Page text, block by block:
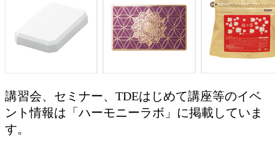
講習会、セミナー、TDEはじめて講座等のイベ
ント情報は「ハーモニーラボ」に掲載していま
す。